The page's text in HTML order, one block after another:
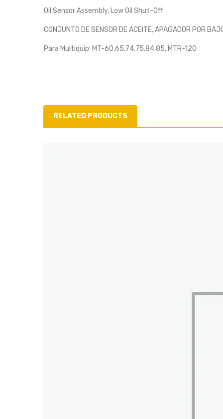
Oil Sensor Assembly, Low Oil Shut-Off
CONJUNTO DE SENSOR DE ACEITE, APAGADOR POR
Para Multiquip: MT-60,65,74,75,84,85, MTR-120
RELATED PRODUCTS